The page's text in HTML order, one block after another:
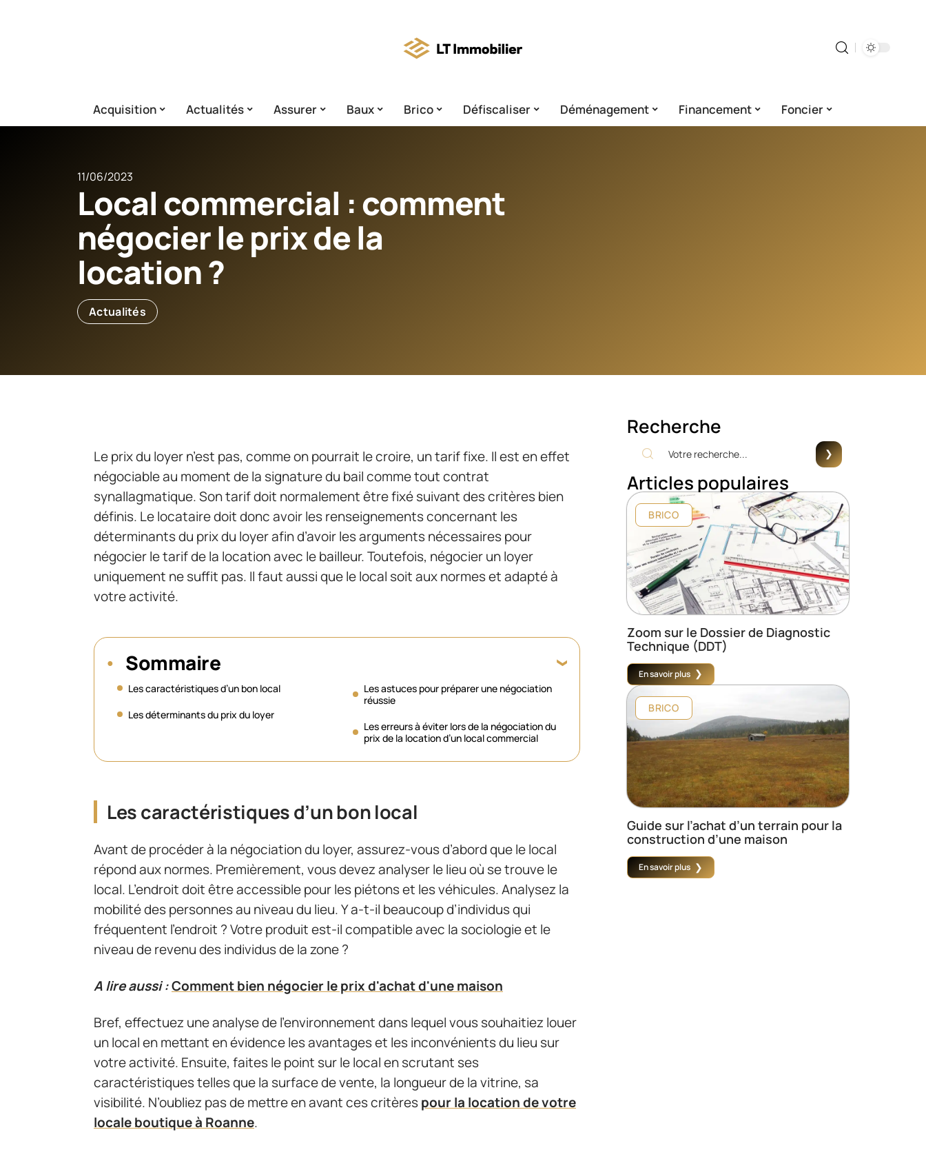
Acquisition Actualités Assurer Baux Brico Défiscaliser Déménagement Financement Foncier
11/06/2023
Local commercial : comment
négocier le prix de la
location ?
Actualités
Le prix du loyer n’est pas, comme on pourrait le croire, un tarif fixe. Il est en effet
négociable au moment de la signature du bail comme tout contrat
synallagmatique. Son tarif doit normalement être fixé suivant des critères bien
définis. Le locataire doit donc avoir les renseignements concernant les
déterminants du prix du loyer afin d’avoir les arguments nécessaires pour
négocier le tarif de la location avec le bailleur. Toutefois, négocier un loyer
uniquement ne suffit pas. Il faut aussi que le local soit aux normes et adapté à
votre activité.
Sommaire
Les caractéristiques d’un bon local
Les déterminants du prix du loyer
Les astuces pour préparer une négociation
réussie
Les erreurs à éviter lors de la négociation du
prix de la location d’un local commercial
Les caractéristiques d’un bon local
Avant de procéder à la négociation du loyer, assurez-vous d’abord que le local
répond aux normes. Premièrement, vous devez analyser le lieu où se trouve le
local. L’endroit doit être accessible pour les piétons et les véhicules. Analysez la
mobilité des personnes au niveau du lieu. Y a-t-il beaucoup d’individus qui
fréquentent l’endroit ? Votre produit est-il compatible avec la sociologie et le
niveau de revenu des individus de la zone ?
A lire aussi :Comment bien négocier le prix d'achat d'une maison
Bref, effectuez une analyse de l’environnement dans lequel vous souhaitiez louer
un local en mettant en évidence les avantages et les inconvénients du lieu sur
votre activité. Ensuite, faites le point sur le local en scrutant ses
caractéristiques telles que la surface de vente, la longueur de la vitrine, sa
visibilité. N’oubliez pas de mettre en avant ces critèrespour la location de votre
locale boutique à Roanne.
Recherche
Articles populaires
BRICO
Zoom sur le Dossier de Diagnostic
Technique (DDT)
En savoir plus
BRICO
Guide sur l’achat d’un terrain pour la
construction d’une maison
En savoir plus